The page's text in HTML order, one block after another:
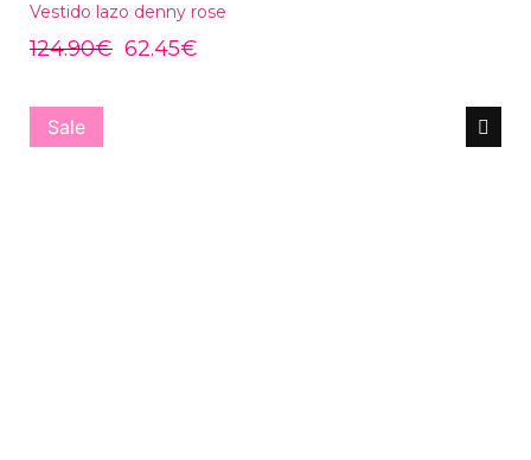
Vestido lazo denny rose
124.90€ 62.45€
Sale